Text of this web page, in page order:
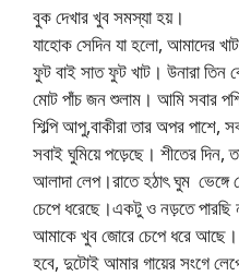
বুক দেখার খুব সমস্যা হয়।
যাহোক সেদিন যা হলো, আমাদের
ফুট বাই সাত ফুট খাট। উনারা
মোট পাঁচ জন শুলাম। আমি সবার
শিল্পি আপু,বাকীরা তার অপর পাশে,
সবাই ঘুমিয়ে পড়েছে। শীতের
আলাদা লেপ।রাতে হঠাৎ ঘুম
চেপে ধরেছে।একটু ও নড়তে পারছি
আমাকে খুব জোরে চেপে ধরে
হবে, দুটোই আমার গায়ের সংগে